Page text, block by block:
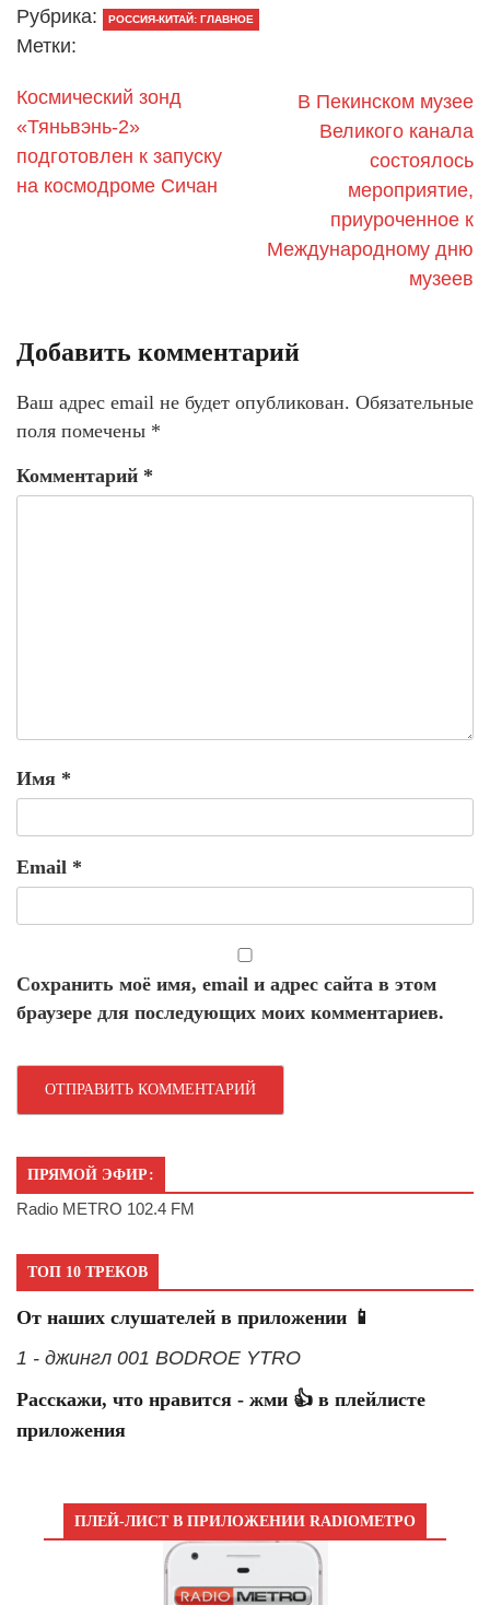
Рубрика: РОССИЯ-КИТАЙ: ГЛАВНОЕ
Метки:
Космический зонд
«Тяньвэнь-2»
подготовлен к запуску
на космодроме Сичан
В Пекинском музее
Великого канала
состоялось
мероприятие,
приуроченное к
Международному дню
музеев
Добавить комментарий
Ваш адрес email не будет опубликован. Обязательные
поля помечены *
Комментарий *
Имя *
Email *
Сохранить моё имя, email и адрес сайта в этом
браузере для последующих моих комментариев.
ПРЯМОЙ ЭФИР:
Radio METRO 102.4 FM
ТОП 10 ТРЕКОВ
От наших слушателей в приложении 📱
1 - джингл 001 BODROE YTRO
Расскажи, что нравится - жми 👍 в плейлисте
приложения
ПЛЕЙ-ЛИСТ В ПРИЛОЖЕНИИ RADIOМЕТРО